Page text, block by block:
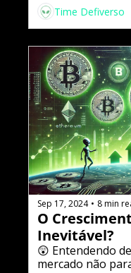
Time Defiverso
Sep 17, 2024 • 8 min
O
Inevitável?
😲 Entendendo
mercado não